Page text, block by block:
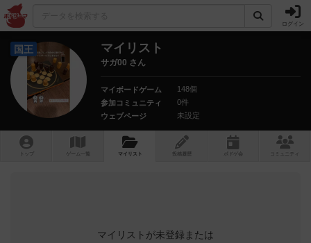
ログイン
国王 マイリスト
サガ00 さん
マイボードゲーム
148個
参加コミュニティ
0件
ウェブページ
未設定
トップ ゲーム一覧 マイリスト 投稿履歴 ボ ドゲ コミュニティ
マイリストが未登録または